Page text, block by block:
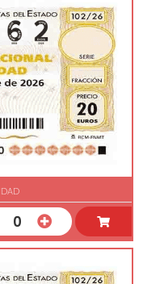
0